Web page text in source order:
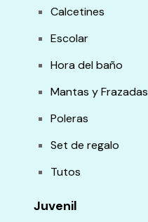
Calcetines
Escolar
Hora del baño
Mantas y Frazadas
Poleras
Set de regalo
Tutos
Juvenil